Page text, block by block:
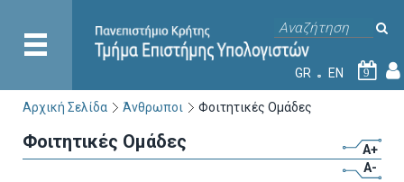
GR EN 9
Αρχική Σελίδα Άνθρωποι Φοιτητικές Ομάδες
Φοιτητικές Ομάδες
A+
A-